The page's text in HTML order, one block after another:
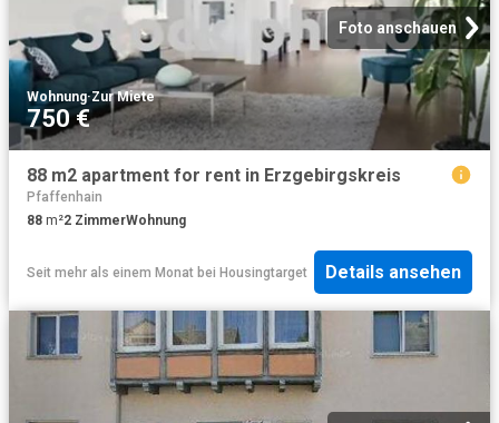
Foto anschauen
Wohnung·Zur Miete
750 €
88 m2 apartment for rent in Erzgebirgskreis
Pfaffenhain
88 m²2 ZimmerWohnung
Seit mehr als einem Monat bei Housingtarget Details ansehen